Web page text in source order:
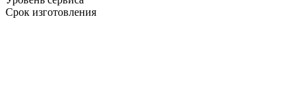
Срок изготовления